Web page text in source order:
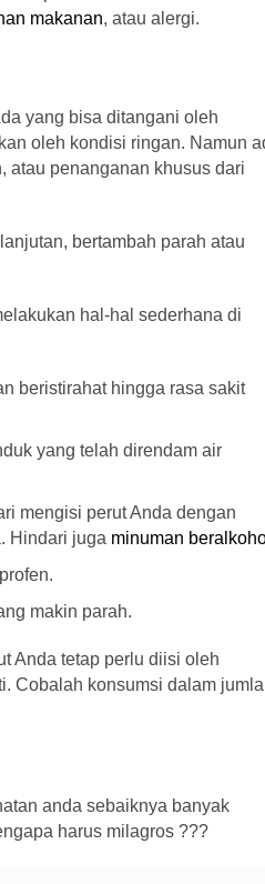
makanan, atau alergi.
yang bisa ditangani oleh
oleh kondisi ringan. Namun
atau penanganan khusus dari
bertambah parah atau
hal-hal sederhana di
beristirahat hingga rasa sakit
yang telah direndam air
mengisi perut Anda dengan
Hindari juga minuman
makin parah.
Anda tetap perlu diisi oleh
Cobalah konsumsi dalam
anda sebaiknya banyak
harus milagros ???